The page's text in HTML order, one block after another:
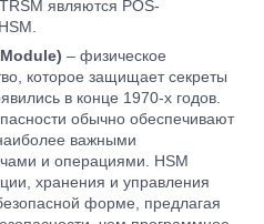
являются POS-
– физическое
которое защищает секреты
в конце 1970-х годов.
обычно обеспечивают
важными
и операциями. HSM
хранения и управления
форме, предлагая